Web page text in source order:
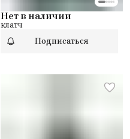
Нет в наличии
клатч
Подписаться